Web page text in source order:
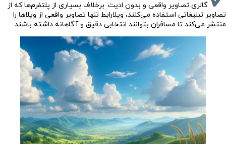
گالری تصاویر واقعی و بدون ادیت: برخلاف بسیاری از پلتفرم‌ها که از
تصاویر تبلیغاتی استفاده می‌کنند، ویلارابط تنها تصاویر واقعی از ویلاها را
منتشر می‌کند تا مسافران بتوانند انتخابی دقیق و آگاهانه داشته باشند.